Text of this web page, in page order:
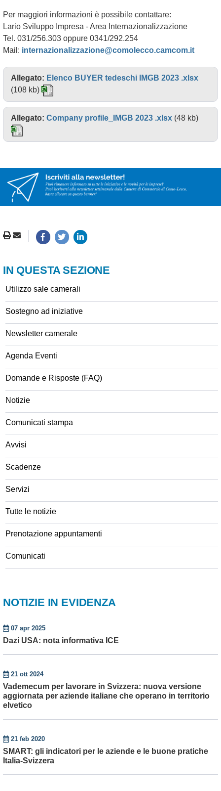
Per maggiori informazioni è possibile contattare:
Lario Sviluppo Impresa - Area Internazionalizzazione
Tel. 031/256.303 oppure 0341/292.254
Mail: internazionalizzazione@comolecco.camcom.it
Allegato: Elenco BUYER tedeschi IMGB 2023 .xlsx
(108 kb)
Allegato: Company profile_IMGB 2023 .xlsx (48 kb)
IN QUESTA SEZIONE
Utilizzo sale camerali
Sostegno ad iniziative
Newsletter camerale
Agenda Eventi
Domande e Risposte (FAQ)
Notizie
Comunicati stampa
Avvisi
Scadenze
Servizi
Tutte le notizie
Prenotazione appuntamenti
Comunicati
NOTIZIE IN EVIDENZA
07 apr 2025
Dazi USA: nota informativa ICE
21 ott 2024
Vademecum per lavorare in Svizzera: nuova versione
aggiornata per aziende italiane che operano in territorio
elvetico
21 feb 2020
SMART: gli indicatori per le aziende e le buone pratiche
Italia-Svizzera